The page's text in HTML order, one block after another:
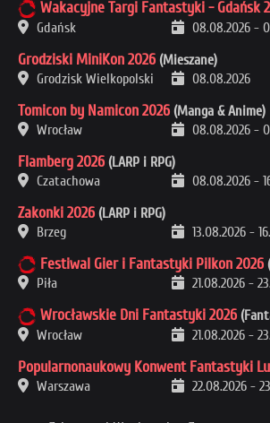
Wakacyjne Targi Fantastyki - Gdańsk
Gdańsk
08.08.2026 -
Grodziski MiniKon 2026 (Mieszane)
Grodzisk Wielkopolski
08.08.2026
Tomicon by Namicon 2026 (Manga & Anime)
Wrocław
08.08.2026 -
Flamberg 2026 (LARP i RPG)
Czatachowa
08.08.2026 -
Zakonki 2026 (LARP i RPG)
Brzeg
13.08.2026 -
Festiwal Gier i Fantastyki Pilkon 2026
Piła
21.08.2026 -
Wrocławskie Dni Fantastyki 2026
Wrocław
21.08.2026 -
Popularnonaukowy Konwent Fantastyki
Warszawa
22.08.2026 -